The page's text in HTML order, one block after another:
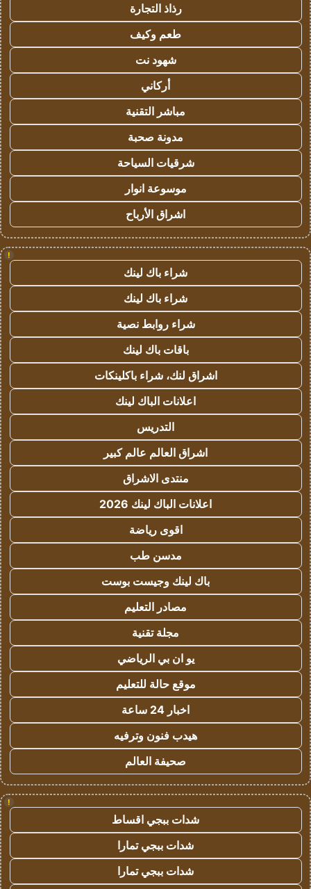
رذاذ التجارة
طعم وكيف
شهود نت
أركاني
مباشر التقنية
مدونة صحبة
شرقيات السياحة
موسوعة انوار
اشراق الأرباح
!
شراء باك لينك
شراء باك لينك
شراء روابط نصية
باقات باك لينك
اشراق لنك، شراء باكلينكات
اعلانات الباك لينك
التدريس
اشراق العالم عالم كبير
منتدى الاشراق
اعلانات الباك لينك 2026
اقوى رياضة
مدسن طب
باك لينك وجيست بوست
مصادر التعليم
مجلة تقنية
يو ان بي الرياضي
موقع حالة للتعليم
اخبار 24 ساعة
هيدب فنون وترفيه
صحيفة العالم
!
شدات ببجي اقساط
شدات ببجي تمارا
شدات ببجي تمارا